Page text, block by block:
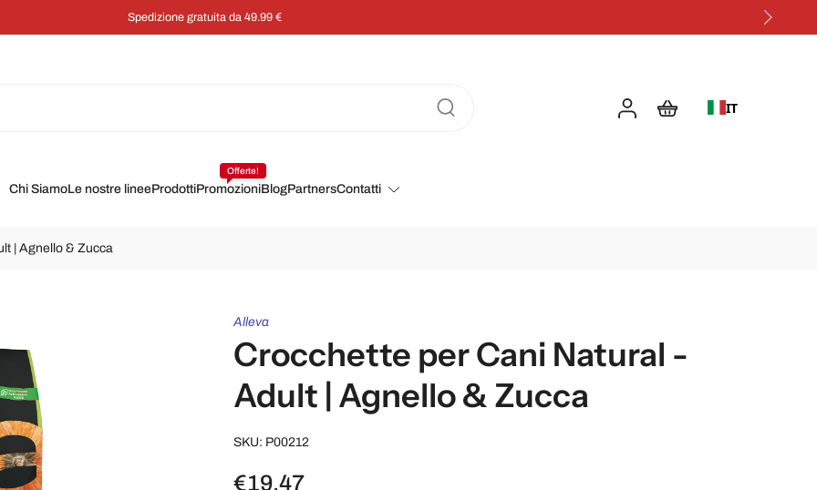
Spedizione gratuita da 49.99 €
IT
Chi SiamoLe nostre lineeProdottiPromozioni
Offerte!
BlogPartnersContatti
| Agnello & Zucca
Alleva
Crocchette per Cani Natural -
Adult | Agnello & Zucca
SKU: P00212
€19,47